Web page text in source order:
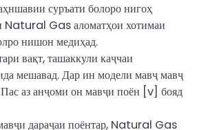
суръати болоро нигоҳ
Natural Gas аломатҳои хотимаи
нишон медиҳад.
вақт, ташаккули каҷчаи
мешавад. Дар ин модели мавҷ мавҷ
аз анҷоми он мавҷи поён [v] бояд
дараҷаи поёнтар, Natural Gas